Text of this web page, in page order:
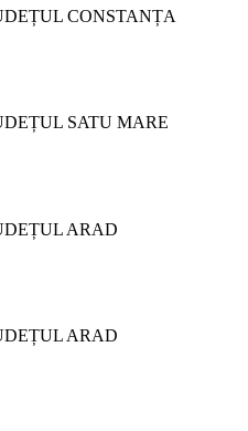
CONSTANȚA
SATU MARE
ARAD
ARAD